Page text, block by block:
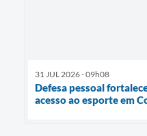
31 JUL 2026 - 09h08
Defesa pessoal
acesso ao esporte em